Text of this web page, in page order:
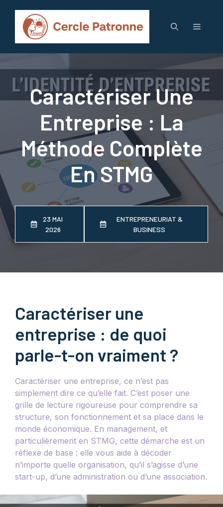
contenu
Menu
Caractériser Une
Entreprise : La
Méthode Complète
En STMG
23 MAI
2026
ENTREPRENEURIAT &
BUSINESS
Caractériser une
entreprise : de quoi
parle-t-on vraiment ?
Caractériser une entreprise, ce n’est pas
simplement dire ce qu’elle fait. C’est poser une
grille de lecture rigoureuse pour comprendre sa
structure, son fonctionnement et sa place dans le
monde économique. En management, et
particulièrement en STMG, cette démarche est un
réflexe de base : elle vous aide à décoder
n’importe quelle organisation, qu’il s’agisse d’une
start-up, d’une administration ou d’une association.